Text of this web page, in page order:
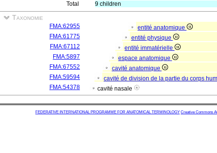
Total
9 children
Taxonomie
FMA:62955
entité anatomique
FMA:61775
entité physique
FMA:67112
entité immatérielle
FMA:5897
espace anatomique
FMA:67552
cavité anatomique
FMA:59594
cavité de division de la partie du corps
FMA:54378
cavité nasale
FEDERATIVE INTERNATIONAL PROGRAMME FOR ANATOMICAL TERMINOLOGY Creative Commons